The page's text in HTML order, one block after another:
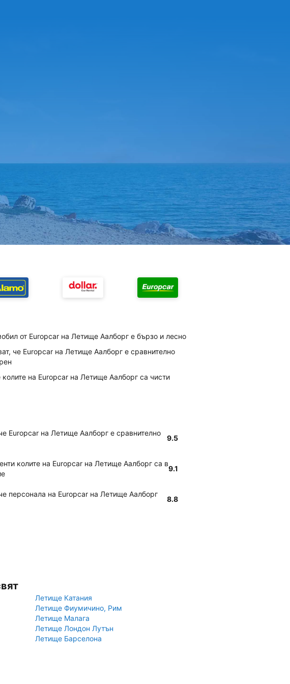
от Europcar на Летище Аалборг е бързо и лесно
че Europcar на Летище Аалборг е сравнително
колите на Europcar на Летище Аалборг са чисти
Europcar на Летище Аалборг е сравнително
9.5
колите на Europcar на Летище Аалборг са в
9.1
персонала на Europcar на Летище Аалборг
8.8
Летище Катания
Летище Фиумичино, Рим
Летище Малага
Летище Лондон Лутън
Летище Барселона